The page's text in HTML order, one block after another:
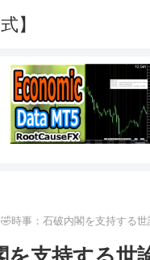
】
🤣時事：石破内閣を支持する